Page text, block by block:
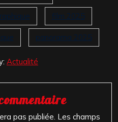
film 2025
panorama 2025
Actualité
pas publiée. Les champs